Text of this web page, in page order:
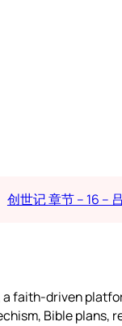
创世记 章节 – 16 –
faith-driven
Bible plans,